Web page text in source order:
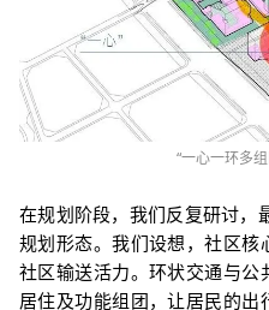
“一心一环多
在规划阶段， 我们反复研讨，
规划形态。我们设想，社区核
社区输送活力。环状交通与公
居住及功能组团，让居民的